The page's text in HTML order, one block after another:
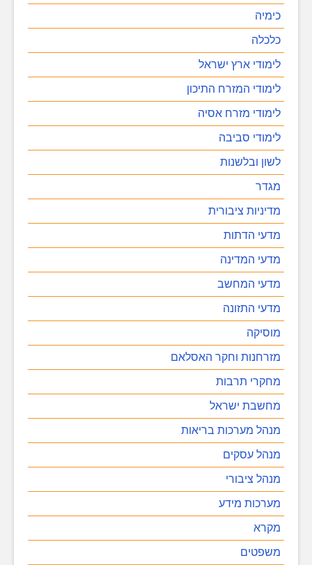
כימיה
כלכלה
לימודי ארץ ישראל
לימודי המזרח התיכון
לימודי מזרח אסיה
לימודי סביבה
לשון ובלשנות
מגדר
מדיניות ציבורית
מדעי הדתות
מדעי המדינה
מדעי המחשב
מדעי התזונה
מוסיקה
מזרחנות וחקר האסלאם
מחקרי תרבות
מחשבת ישראל
מנהל מערכות בריאות
מנהל עסקים
מנהל ציבורי
מערכות מידע
מקרא
משפטים